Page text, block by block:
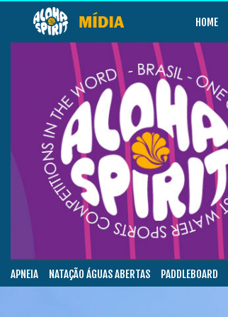
HOME
APNEIA NATAÇÃO ÁGUAS ABERTAS PADDLEBOARD